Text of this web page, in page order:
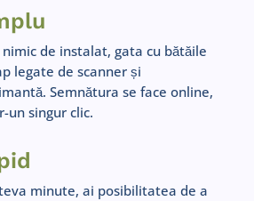
nimic de instalat, gata cu bătăile
legate de scanner și
Semnătura se face online,
un singur clic.
minute, ai posibilitatea de a